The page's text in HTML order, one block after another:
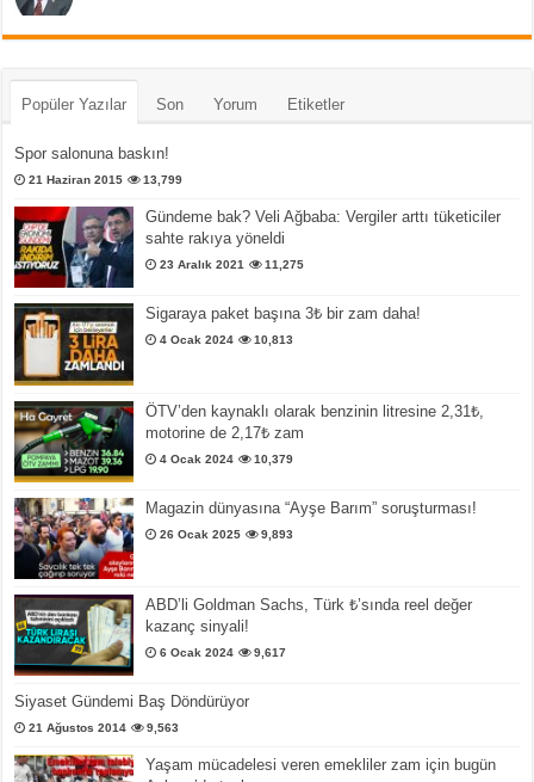
Popüler Yazılar Son Yorum Etiketler
Spor salonuna baskın!
21 Haziran 2015 13,799
Gündeme bak? Veli Ağbaba: Vergiler arttı tüketiciler
sahte rakıya yöneldi
23 Aralık 2021 11,275
Sigaraya paket başına 3₺ bir zam daha!
4 Ocak 2024 10,813
ÖTV’den kaynaklı olarak benzinin litresine 2,31₺,
motorine de 2,17₺ zam
4 Ocak 2024 10,379
Magazin dünyasına “Ayşe Barım” soruşturması!
26 Ocak 2025 9,893
ABD’li Goldman Sachs, Türk ₺’sında reel değer
kazanç sinyali!
6 Ocak 2024 9,617
Siyaset Gündemi Baş Döndürüyor
21 Ağustos 2014 9,563
Yaşam mücadelesi veren emekliler zam için bugün